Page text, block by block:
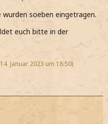
soeben eingetragen.
euch bitte in der
14. Januar 2023 um 18:50)